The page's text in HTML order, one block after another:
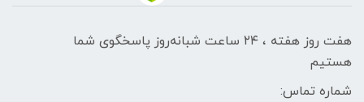
هفت روز هفته ، ۲۴ ساعت شبانه‌روز پاسخگوی شما
هستیم
شماره تماس: